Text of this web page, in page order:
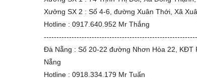
Xưởng SX 2 : Số 4-6, đường Xuân Thới, Xã
Hotline : 0917.640.952 Mr Thắng
Đà Nẵng : Số 20-22 đường Nhơn Hòa 22, KĐT
Nẵng
Hotline : 0918.334.179 Mr Tuấn